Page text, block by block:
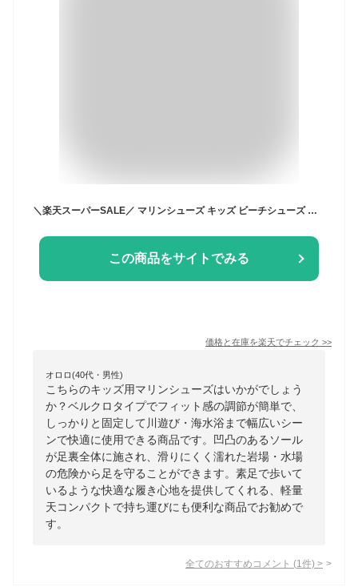
＼楽天スーパーSALE／ マリンシューズ キッズ ビーチシューズ 子供 アクアシューズ ウォーターシューズ 水陸両用 男の子 女の子 子ども用 ジュニア マジックテープ 面ファスナー 滑らない アウトドア 靴 夏 海 レジャー 岩場 川 水遊び レイトンハウス
この商品をサイトでみる
価格と在庫を楽天でチェック >>
オロロ(40代・男性)
こちらのキッズ用マリンシューズはいかがでしょう
か？ベルクロタイプでフィット感の調節が簡単で、
しっかりと固定して川遊び・海水浴まで幅広いシー
ンで快適に使用できる商品です。凹凸のあるソール
が足裏全体に施され、滑りにくく濡れた岩場・水場
の危険から足を守ることができます。素足で歩いて
いるような快適な履き心地を提供してくれる、軽量
天コンパクトで持ち運びにも便利な商品でお勧めで
す。
全てのおすすめコメント (1 件) >